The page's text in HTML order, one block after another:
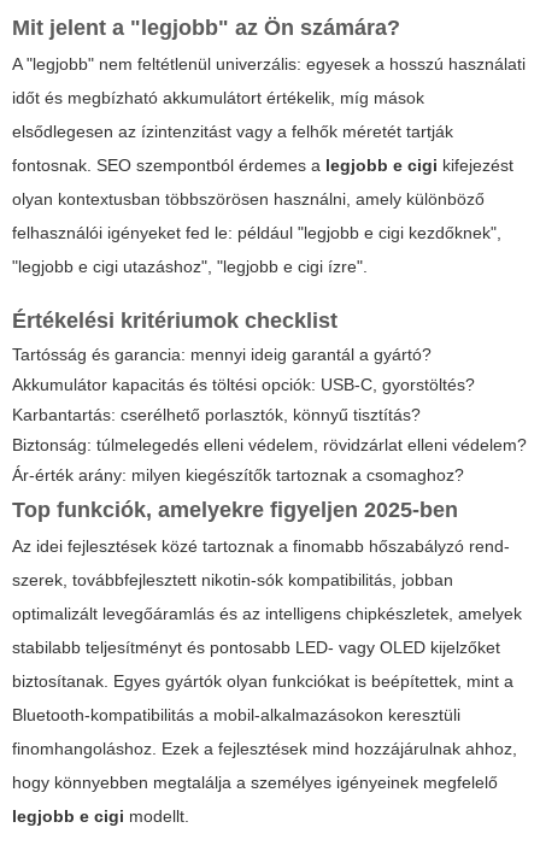
Mit jelent a "legjobb" az Ön számára?
A "legjobb" nem feltétlenül univerzális: egyesek a hosszú használati
időt és megbízható akkumulátort értékelik, míg mások
elsődlegesen az ízintenzitást vagy a felhők méretét tartják
fontosnak. SEO szempontból érdemes a legjobb e cigi kifejezést
olyan kontextusban többszörösen használni, amely különböző
felhasználói igényeket fed le: például "legjobb e cigi kezdőknek",
"legjobb e cigi utazáshoz", "legjobb e cigi ízre".
Értékelési kritériumok checklist
Tartósság és garancia: mennyi ideig garantál a gyártó?
Akkumulátor kapacitás és töltési opciók: USB-C, gyorstöltés?
Karbantartás: cserélhető porlasztók, könnyű tisztítás?
Biztonság: túlmelegedés elleni védelem, rövidzárlat elleni védelem?
Ár-érték arány: milyen kiegészítők tartoznak a csomaghoz?
Top funkciók, amelyekre figyeljen 2025-ben
Az idei fejlesztések közé tartoznak a finomabb hőszabályzó rend-
szerek, továbbfejlesztett nikotin-sók kompatibilitás, jobban
optimalizált levegőáramlás és az intelligens chipkészletek, amelyek
stabilabb teljesítményt és pontosabb LED- vagy OLED kijelzőket
biztosítanak. Egyes gyártók olyan funkciókat is beépítettek, mint a
Bluetooth-kompatibilitás a mobil-alkalmazásokon keresztüli
finomhangoláshoz. Ezek a fejlesztések mind hozzájárulnak ahhoz,
hogy könnyebben megtalálja a személyes igényeinek megfelelő
legjobb e cigi modellt.